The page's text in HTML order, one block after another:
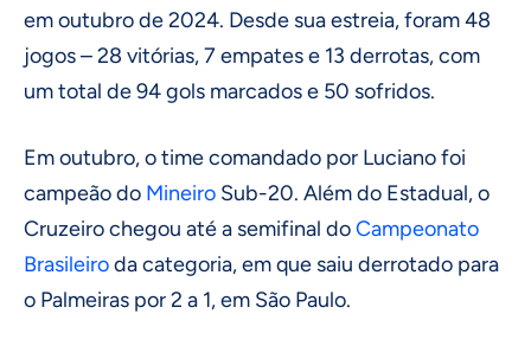
em outubro de 2024. Desde sua estreia, foram 48
jogos – 28 vitórias, 7 empates e 13 derrotas, com
um total de 94 gols marcados e 50 sofridos.
Em outubro, o time comandado por Luciano foi
campeão do Mineiro Sub-20. Além do Estadual, o
Cruzeiro chegou até a semifinal doCampeonato
Brasileiroda categoria, em que saiu derrotado para
o Palmeiras por 2 a 1, em São Paulo.